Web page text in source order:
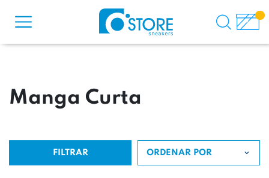
Manga Curta
FILTRAR ORDENAR POR